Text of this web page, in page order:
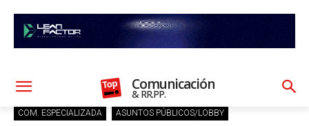
Comunicación
& RR.PP.
COM. ESPECIALIZADA ASUNTOS PÚBLICOS/LOBBY